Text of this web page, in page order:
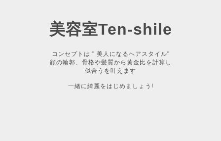
美容室Ten-shile
コンセプトは " 美人になるヘアスタイル"
顔の輪郭、骨格や髪質から黄金比を計算し
似合うを叶えます
一緒に綺麗をはじめましょう!